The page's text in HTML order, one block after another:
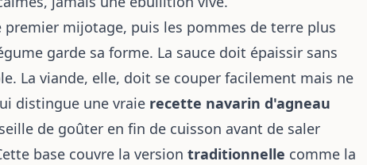
mijotage, puis les pommes de terre plus
garde sa forme. La sauce doit épaissir sans
La viande, elle, doit se couper facilement mais ne
distingue une vraie recette navarin d'agneau
de goûter en fin de cuisson avant de saler
base couvre la version traditionnelle comme la